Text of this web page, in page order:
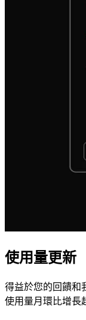
使用量更新
得益於您的回饋和
使用量月環比增長